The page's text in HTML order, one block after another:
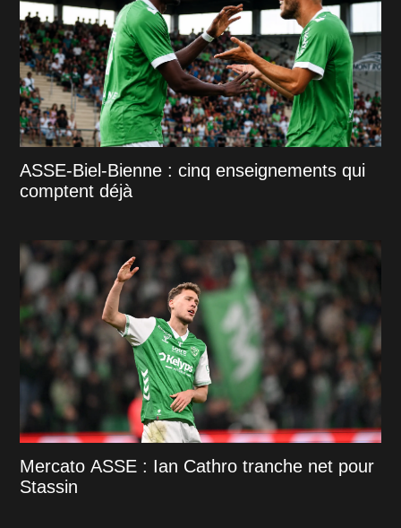
ASSE-Biel-Bienne : cinq enseignements qui
comptent déjà
Mercato ASSE : Ian Cathro tranche net pour
Stassin